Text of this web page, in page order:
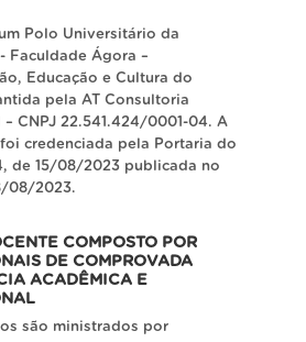
Polo Universitário da
Faculdade Ágora –
Educação e Cultura do
pela AT Consultoria
– CNPJ 22.541.424/0001-04. A
foi credenciada pela Portaria do
de 15/08/2023 publicada no
08/2023.
COMPOSTO POR
DE COMPROVADA
ACADÊMICA E
são ministrados por